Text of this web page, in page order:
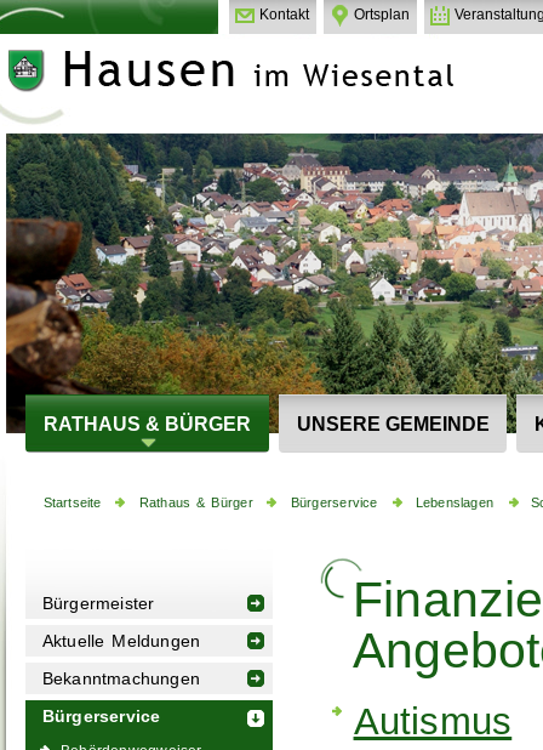
Kontakt Ortsplan
RATHAUS & BÜRGER UNSERE GEMEINDE
Startseite Rathaus & Bürger Bürgerservice Lebenslagen
Bürgermeister
Aktuelle Meldungen
Bekanntmachungen
Bürgerservice
Autismus